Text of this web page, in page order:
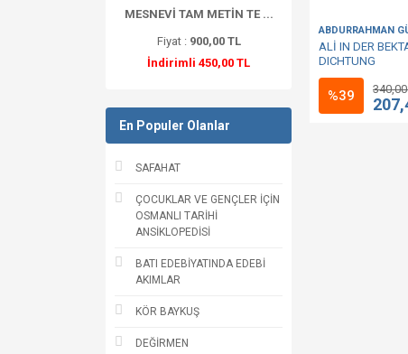
MESNEVİ TAM METİN TE ...
Fiyat : 900,00 TL
İndirimli 450,00 TL
En Populer Olanlar
SAFAHAT
ÇOCUKLAR VE GENÇLER İÇİN
OSMANLI TARİHİ
ANSİKLOPEDİSİ
BATI EDEBİYATINDA EDEBİ
AKIMLAR
KÖR BAYKUŞ
DEĞİRMEN
ABDURRAHMAN
ALİ IN DER
DICHTUNG
%39